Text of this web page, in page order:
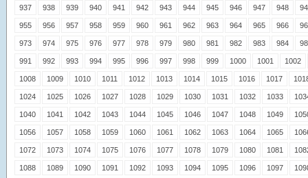
937 938 939 940 941 942 943 944 945 946 947 948
955 956 957 958 959 960 961 962 963 964 965 966
973 974 975 976 977 978 979 980 981 982 983 984
991 992 993 994 995 996 997 998 999 1000 1001 1002
1008 1009 1010 1011 1012 1013 1014 1015 1016 1017
1024 1025 1026 1027 1028 1029 1030 1031 1032 1033
1040 1041 1042 1043 1044 1045 1046 1047 1048 1049
1056 1057 1058 1059 1060 1061 1062 1063 1064 1065
1072 1073 1074 1075 1076 1077 1078 1079 1080 1081
1088 1089 1090 1091 1092 1093 1094 1095 1096 1097